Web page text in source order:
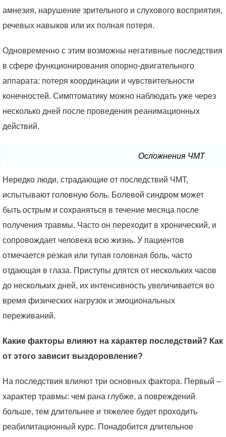
амнезия, нарушение зрительного и слухового восприятия,
речевых навыков или их полная потеря.
Одновременно с этим возможны негативные последствия
в сфере функционирования опорно-двигательного
аппарата: потеря координации и чувствительности
конечностей. Симптоматику можно наблюдать уже через
несколько дней после проведения реанимационных
действий.
Осложнения ЧМТ
Нередко люди, страдающие от последствий ЧМТ,
испытывают головную боль. Болевой синдром может
быть острым и сохраняться в течение месяца после
получения травмы. Часто он переходит в хронический, и
сопровождает человека всю жизнь. У пациентов
отмечается резкая или тупая головная боль, часто
отдающая в глаза. Приступы длятся от нескольких часов
до нескольких дней, их интенсивность увеличивается во
время физических нагрузок и эмоциональных
переживаний.
Какие факторы влияют на характер последствий? Как
от этого зависит выздоровление?
На последствия влияют три основных фактора. Первый –
характер травмы: чем рана глубже, а повреждений
больше, тем длительнее и тяжелее будет проходить
реабилитационный курс. Понадобится длительное